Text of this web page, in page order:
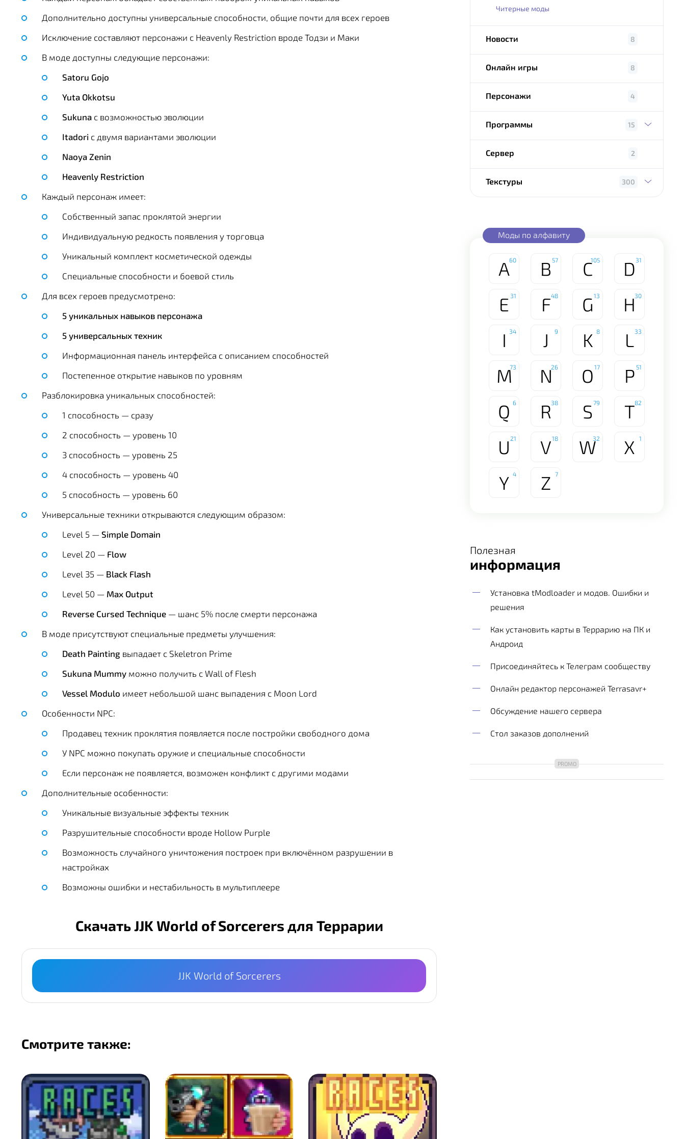
Дополнительно доступны универсальные способности, общие почти для всех героев
Исключение составляют персонажи с Heavenly Restriction вроде Тодзи и Маки
В моде доступны следующие персонажи:
Satoru Gojo
Yuta Okkotsu
Sukuna с возможностью эволюции
Itadori с двумя вариантами эволюции
Naoya Zenin
Heavenly Restriction
Каждый персонаж имеет:
Собственный запас проклятой энергии
Индивидуальную редкость появления у торговца
Уникальный комплект косметической одежды
Специальные способности и боевой стиль
Для всех героев предусмотрено:
5 уникальных навыков персонажа
5 универсальных техник
Информационная панель интерфейса с описанием способностей
Постепенное открытие навыков по уровням
Разблокировка уникальных способностей:
1 способность — сразу
2 способность — уровень 10
3 способность — уровень 25
4 способность — уровень 40
5 способность — уровень 60
Универсальные техники открываются следующим образом:
Level 5 — Simple Domain
Level 20 — Flow
Level 35 — Black Flash
Level 50 — Max Output
Reverse Cursed Technique — шанс 5% после смерти персонажа
В моде присутствуют специальные предметы улучшения:
Death Painting выпадает с Skeletron Prime
Sukuna Mummy можно получить с Wall of Flesh
Vessel Modulo имеет небольшой шанс выпадения с Moon Lord
Особенности NPC:
Продавец техник проклятия появляется после постройки свободного дома
У NPC можно покупать оружие и специальные способности
Если персонаж не появляется, возможен конфликт с другими модами
Дополнительные особенности:
Уникальные визуальные эффекты техник
Разрушительные способности вроде Hollow Purple
Возможность случайного уничтожения построек при включённом разрушении в
настройках
Возможны ошибки и нестабильность в мультиплеере
Скачать JJK World of Sorcerers для Террарии
JJK World of Sorcerers
Смотрите также:
Читерные моды
Новости 8
Онлайн игры 8
Персонажи 4
Программы 15
Сервер 2
Текстуры 300
Моды по алфавиту
A60 B 57 C105 D 31
E 31 F48 G 13 H30
I 34 J 9 K 8 L 33
M73 N26 O 17 P 51
Q 6 R38 S79 T82
U 21 V18 W32 X 1
Y 4 Z 7
Полезная
информация
Установка tModloader и модов. Ошибки и
решения
Как установить карты в Террарию на ПК и
Андроид
Присоединяйтесь к Телеграм сообществу
Онлайн редактор персонажей Terrasavr+
Обсуждение нашего сервера
Стол заказов дополнений